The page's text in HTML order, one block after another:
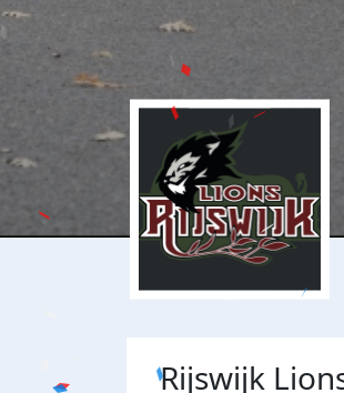
Rijswijk